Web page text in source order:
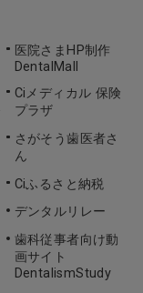
医院さまHP制作
DentalMall
Ciメディカル 保険
プラザ
さがそう歯医者さ
ん
Ciふるさと納税
デンタルリレー
歯科従事者向け動
画サイト
DentalismStudy